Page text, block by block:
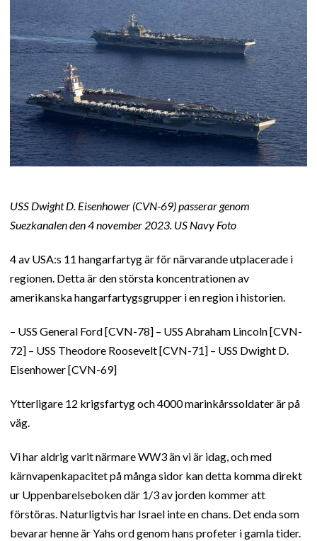
USS Dwight D. Eisenhower (CVN-69) passerar genom
Suezkanalen den 4 november 2023. US Navy Foto
4 av USA:s 11 hangarfartyg är för närvarande utplacerade i
regionen. Detta är den största koncentrationen av
amerikanska hangarfartygsgrupper i en region i historien.
– USS General Ford [CVN-78] – USS Abraham Lincoln [CVN-
72] – USS Theodore Roosevelt [CVN-71] – USS Dwight D.
Eisenhower [CVN-69]
Ytterligare 12 krigsfartyg och 4000 marinkårssoldater är på
väg.
Vi har aldrig varit närmare WW3 än vi är idag, och med
kärnvapenkapacitet på många sidor kan detta komma direkt
ur Uppenbarelseboken där 1/3 av jorden kommer att
förstöras. Naturligtvis har Israel inte en chans. Det enda som
bevarar henne är Yahs ord genom hans profeter i gamla tider.